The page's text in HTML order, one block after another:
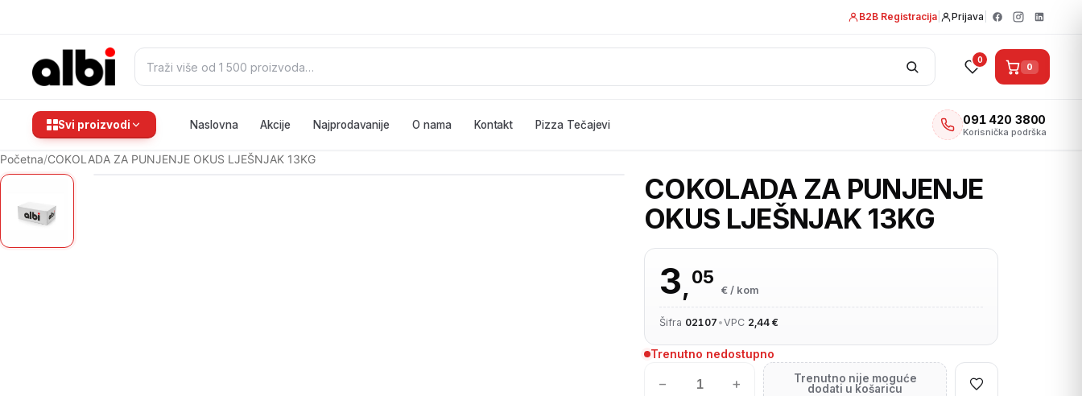
B2B Registracija Prijava
Pretraži: 0
0
Svi proizvodi Naslovna Akcije Najprodavanije O nama Kontakt Pizza Tečajevi 091 420 3800
Korisnička podrška
Početna/COKOLADA ZA PUNJENJE OKUS LJEŠNJAK 13KG
COKOLADA ZA PUNJENJE
OKUS LJEŠNJAK 13KG
3,05
€ / kom
Šifra 02107 •VPC 2,44 €
Trenutno nedostupno
− +
Trenutno nije moguće
dodati u košaricu